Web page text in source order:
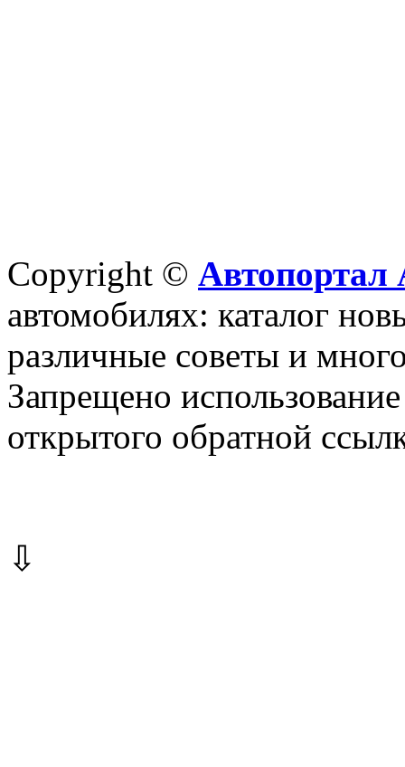
Copyright © Автопортал
автомобилях: каталог
различные советы и
Запрещено
открытого обратной
⇩